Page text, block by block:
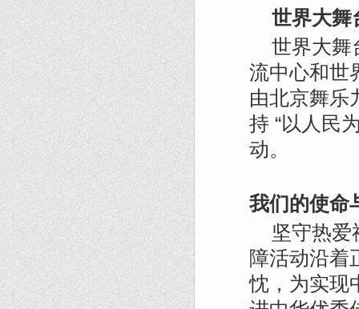
世界大舞
世界大舞
流中心和世
由北京舞乐
持 “以人民
动。
我们的使命
坚守热爱
障活动沿着
忱，为实现